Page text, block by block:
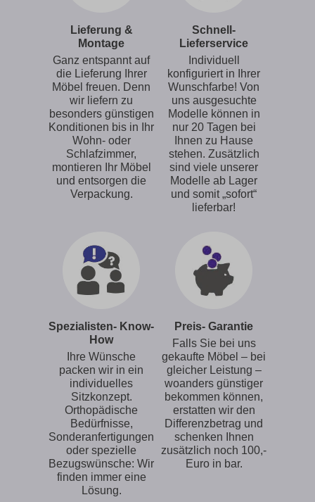
Lieferung &
Montage
Ganz entspannt auf
die Lieferung Ihrer
Möbel freuen. Denn
wir liefern zu
besonders günstigen
Konditionen bis in Ihr
Wohn- oder
Schlafzimmer,
montieren Ihr Möbel
und entsorgen die
Verpackung.
Schnell-
Lieferservice
Individuell
konfiguriert in Ihrer
Wunschfarbe! Von
uns ausgesuchte
Modelle können in
nur 20 Tagen bei
Ihnen zu Hause
stehen. Zusätzlich
sind viele unserer
Modelle ab Lager
und somit „sofort“
lieferbar!
Spezialisten- Know-
How
Ihre Wünsche
packen wir in ein
individuelles
Sitzkonzept.
Orthopädische
Bedürfnisse,
Sonderanfertigungen
oder spezielle
Bezugswünsche: Wir
finden immer eine
Lösung.
Preis- Garantie
Falls Sie bei uns
gekaufte Möbel – bei
gleicher Leistung –
woanders günstiger
bekommen können,
erstatten wir den
Differenzbetrag und
schenken Ihnen
zusätzlich noch 100,-
Euro in bar.